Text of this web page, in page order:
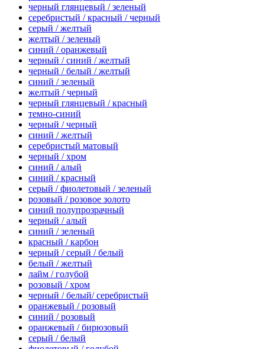
черный глянцевый / зеленый
серебристый / красный / черный
серый / желтый
желтый / зеленый
синий / оранжевый
черный / синий / желтый
черный / белый / желтый
синий / зеленый
желтый / черный
черный глянцевый / красный
темно-синий
черный / черный
синий / желтый
серебристый матовый
черный / хром
синий / алый
синий / красный
серый / фиолетовый / зеленый
розовый / розовое золото
синий полупрозрачный
черный / алый
синий / зеленый
красный / карбон
черный / серый / белый
белый / желтый
лайм / голубой
розовый / хром
черный / белый/ серебристый
оранжевый / розовый
синий / розовый
оранжевый / бирюзовый
серый / белый